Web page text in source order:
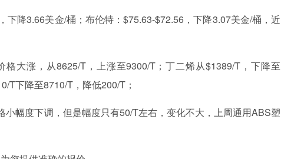
下降3.66美金/桶；布伦特：$75.63-$72.56，下降3.07美金/桶，近
大涨，从8625/T，上涨至9300/T；丁二烯从$1389/T，下降至
T下降至8710/T，降低200/T；
幅度下调，但是幅度只有50/T左右，变化不大，上周通用ABS塑